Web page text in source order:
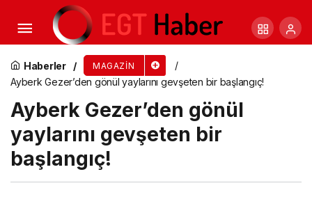
Haberler MAGAZIN
Ayberk Gezer’den gönül yaylarını gevşeten bir başlangıç!
Ayberk Gezer’den gönül
yaylarını gevşeten bir
başlangıç!
Su Akkuyu’dan Bomba İtiraf: “Türk Erkeği
Baskıcı, Bir Süre Erkeklerden Uzak Duruyorum!”